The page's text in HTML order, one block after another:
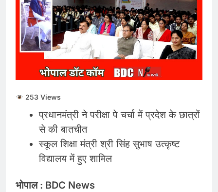
की कीमतों में जबरदस्त तेजी,
जानिए आपके शहर में क्या है
ताजा भाव
August 6, 2026
भारतीय शेयर बाजार में
सकारात्मक शुरुआत, सेंसेक्स-
निफ्टी हरे निशान पर खुले;
क्रूड ऑयल में नरमी
August 6, 2026
6 अगस्त 2026 पंचांग, मूलांक
और राशिफल: जानिए आज का
253 Views
प्रधानमंत्री ने परीक्षा पे चर्चा में प्रदेश के छात्रों
से की बातचीत
स्कूल शिक्षा मंत्री श्री सिंह सुभाष उत्कृष्ट
विद्यालय में हुए शामिल
भोपाल : BDC News